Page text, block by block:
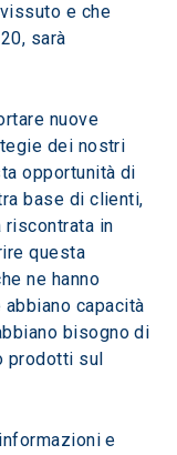
e che
sarà
nuove
dei nostri
opportunità di
base di clienti,
riscontrata in
questa
ne hanno
capacità
bisogno di
prodotti sul
e